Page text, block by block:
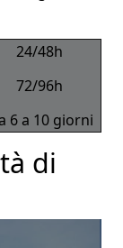
24/48h
72/96h
6 a 10 giorni
di